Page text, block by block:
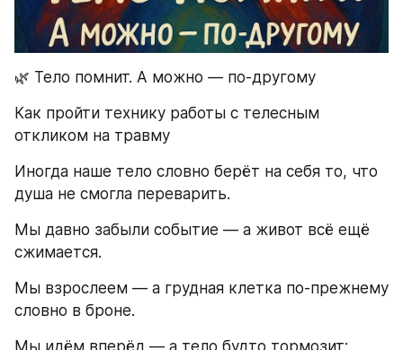
🌿 Тело помнит. А можно — по-другому
Как пройти технику работы с телесным
откликом на травму
Иногда наше тело словно берёт на себя то, что
душа не смогла переварить.
Мы давно забыли событие — а живот всё ещё
сжимается.
Мы взрослеем — а грудная клетка по-прежнему
словно в броне.